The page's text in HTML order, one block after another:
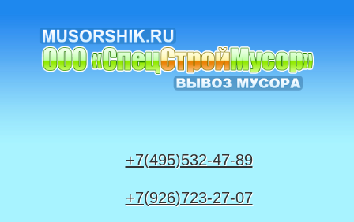
+7(495)532-47-89
+7(926)723-27-07